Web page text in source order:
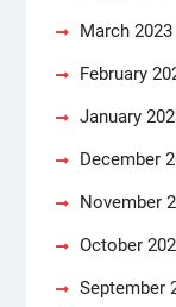
March 2023
February
January
December
November
October
September